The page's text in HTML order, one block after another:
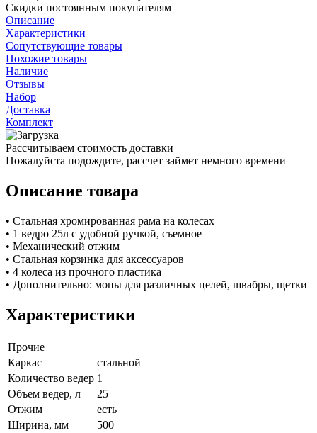
Скидки постоянным покупателям
Описание
Характеристики
Сопутствующие товары
Похожие товары
Наличие
Отзывы
Набор
Доставка
Комплект
Рассчитываем стоимость доставки
Пожалуйста подождите, рассчет займет немного времени
Описание товара
• Стальная хромированная рама на колесах
• 1 ведро 25л c удобной ручкой, съемное
• Механический отжим
• Стальная корзинка для аксессуаров
• 4 колеса из прочного пластика
• Дополнительно: мопы для различных целей, швабры, щетки
Характеристики
Прочие
Каркас
стальной
Количество ведер 1
Объем ведер, л
25
Отжим
есть
Ширина, мм
500